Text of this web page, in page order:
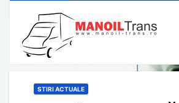
STIRI ACTUALE